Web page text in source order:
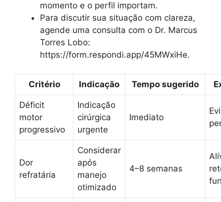
momento e o perfil importam.
Para discutir sua situação com clareza,
agende uma consulta com o Dr. Marcus
Torres Lobo:
https://form.respondi.app/45MWxiHe.
Critério Indicação Tempo sugerido
Déficit
motor
progressivo
Indicação
cirúrgica
urgente
Imediato
Dor
refratária
Considerar
após
manejo
otimizado
4–8 semanas